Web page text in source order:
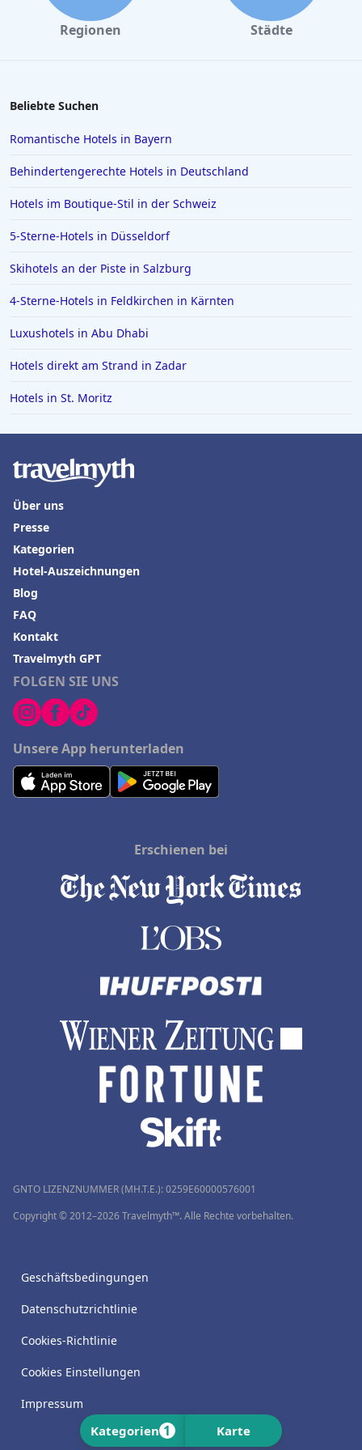
Hotels mit All Inclusive Angeboten auf Zypern
Hotels mit All Inclusive Angeboten in Phuket
Kategorien 1 Karte
Regionen Städte
Beliebte Suchen
Romantische Hotels in Bayern
Behindertengerechte Hotels in Deutschland
Hotels im Boutique-Stil in der Schweiz
5-Sterne-Hotels in Düsseldorf
Skihotels an der Piste in Salzburg
4-Sterne-Hotels in Feldkirchen in Kärnten
Luxushotels in Abu Dhabi
Hotels direkt am Strand in Zadar
Hotels in St. Moritz
FOLGEN SIE UNS
Unsere App herunterladen
Über uns
Presse
Kategorien
Hotel-Auszeichnungen
Blog
FAQ
Kontakt
Travelmyth GPT
Erschienen bei
GNTO LIZENZNUMMER (MH.T.E.): 0259Ε60000576001
Copyright © 2012–2026 Travelmyth™. Alle Rechte vorbehalten.
Geschäftsbedingungen
Datenschutzrichtlinie
Cookies-Richtlinie
Cookies Einstellungen
Impressum